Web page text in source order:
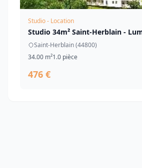
Studio - Location
Studio 34m² Saint-Herblain -
Saint-Herblain (44800)
34.00 m²1.0 pièce
476 €